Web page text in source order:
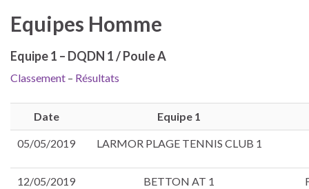
Equipes Homme
Equipe 1 – DQDN 1 / Poule A
Classement – Résultats
Date Equipe 1
05/05/2019 LARMOR PLAGE TENNIS CLUB 1
12/05/2019 BETTON AT 1